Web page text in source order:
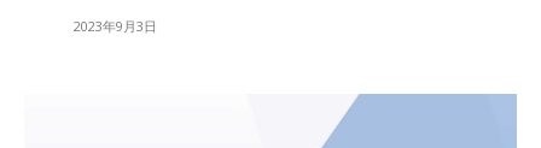
2023年9月3日